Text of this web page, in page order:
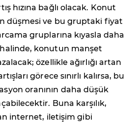
hızına bağlı olacak. Konut
düşmesi ve bu gruptaki fiyat
gruplarına kıyasla daha
konutun manşet
özellikle ağırlığı artan
görece sınırlı kalırsa, bu
oranının daha düşük
Buna karşılık,
internet, iletişim gibi